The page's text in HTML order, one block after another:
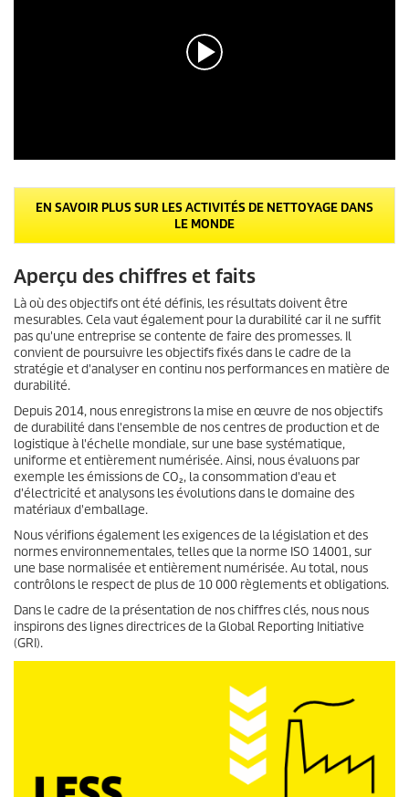
e
s
s
u
r
0
s
e
c
n
d
e
s
EN SAVOIR PLUS SUR LES ACTIVITÉS DE NETTOYAGE DANS
LE MONDE
Aperçu des chiffres et faits
Là où des objectifs ont été définis, les résultats doivent être
mesurables. Cela vaut également pour la durabilité car il ne suffit
pas qu'une entreprise se contente de faire des promesses. Il
convient de poursuivre les objectifs fixés dans le cadre de la
stratégie et d'analyser en continu nos performances en matière de
durabilité.
Depuis 2014, nous enregistrons la mise en œuvre de nos objectifs
de durabilité dans l'ensemble de nos centres de production et de
logistique à l'échelle mondiale, sur une base systématique,
uniforme et entièrement numérisée. Ainsi, nous évaluons par
exemple les émissions de CO₂, la consommation d'eau et
d'électricité et analysons les évolutions dans le domaine des
matériaux d'emballage.
Nous vérifions également les exigences de la législation et des
normes environnementales, telles que la norme ISO 14001, sur
une base normalisée et entièrement numérisée. Au total, nous
contrôlons le respect de plus de 10 000 règlements et obligations.
Dans le cadre de la présentation de nos chiffres clés, nous nous
inspirons des lignes directrices de la Global Reporting Initiative
(GRI).